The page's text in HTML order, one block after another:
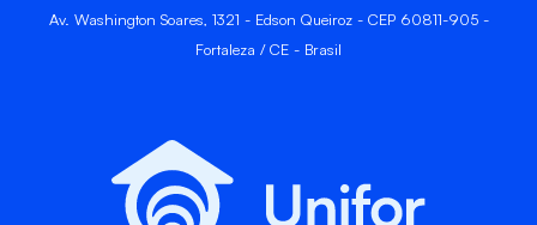
Av. Washington Soares, 1321 - Edson Queiroz - CEP 60811-905 -
Fortaleza / CE - Brasil